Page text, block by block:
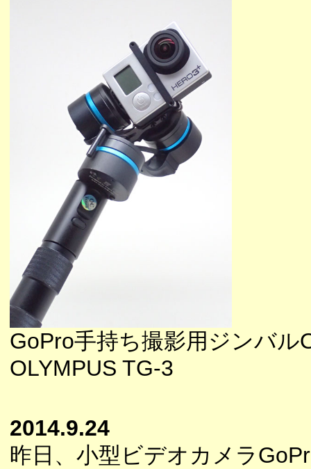
GoPro手持ち撮影用ジンバル
OLYMPUS TG-3
2014.9.24
昨日、小型ビデオカメラ